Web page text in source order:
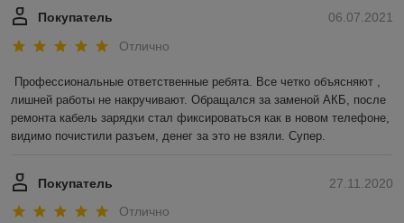
06.07.2021
Покупатель
Отлично
Профессиональные ответственные ребята. Все четко объясняют ,
лишней работы не накручивают. Обращался за заменой АКБ, после
ремонта кабель зарядки стал фиксироваться как в новом телефоне,
видимо почистили разъем, денег за это не взяли. Супер.
27.11.2020
Покупатель
Отлично